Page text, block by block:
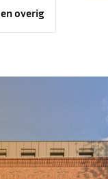
overig